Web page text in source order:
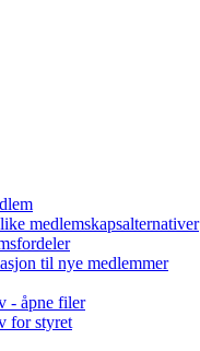
medlemskapsalternativer
til nye medlemmer
- åpne filer
for styret